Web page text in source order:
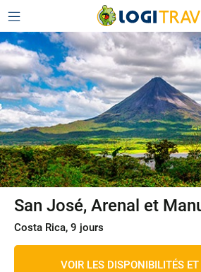
San José, Arenal et
Costa Rica, 9 jours
VOIR LES DISPONIBILITÉS